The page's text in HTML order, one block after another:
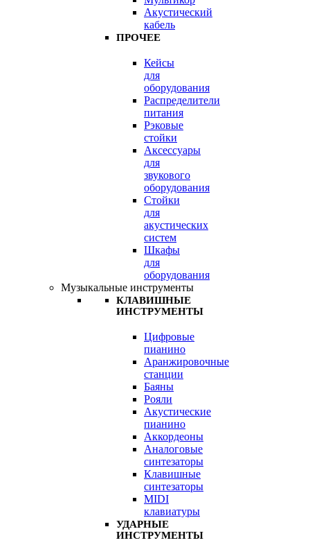
Акустический
кабель
ПРОЧЕЕ
Кейсы
для
оборудования
Распределители
питания
Рэковые
стойки
Аксессуары
для
звукового
оборудования
Стойки
для
акустических
систем
Шкафы
для
оборудования
Музыкальные инструменты
КЛАВИШНЫЕ
ИНСТРУМЕНТЫ
Цифровые
пианино
Аранжировочные
станции
Баяны
Рояли
Акустические
пианино
Аккордеоны
Аналоговые
синтезаторы
Клавишные
синтезаторы
MIDI
клавиатуры
УДАРНЫЕ
ИНСТРУМЕНТЫ